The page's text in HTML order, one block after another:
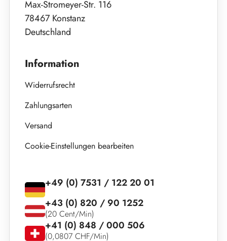
Max-Stromeyer-Str. 116
78467 Konstanz
Deutschland
Information
Widerrufsrecht
Zahlungsarten
Versand
Cookie-Einstellungen bearbeiten
+49 (0) 7531 / 122 20 01
+43 (0) 820 / 90 1252
(20 Cent/Min)
+41 (0) 848 / 000 506
(0,0807 CHF/Min)